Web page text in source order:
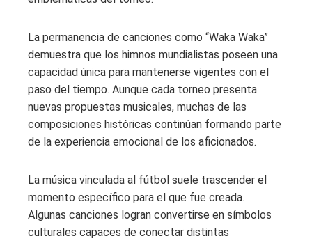
La permanencia de canciones como “Waka Waka”
demuestra que los himnos mundialistas poseen una
capacidad única para mantenerse vigentes con el
paso del tiempo. Aunque cada torneo presenta
nuevas propuestas musicales, muchas de las
composiciones históricas continúan formando parte
de la experiencia emocional de los aficionados.
La música vinculada al fútbol suele trascender el
momento específico para el que fue creada.
Algunas canciones logran convertirse en símbolos
culturales capaces de conectar distintas